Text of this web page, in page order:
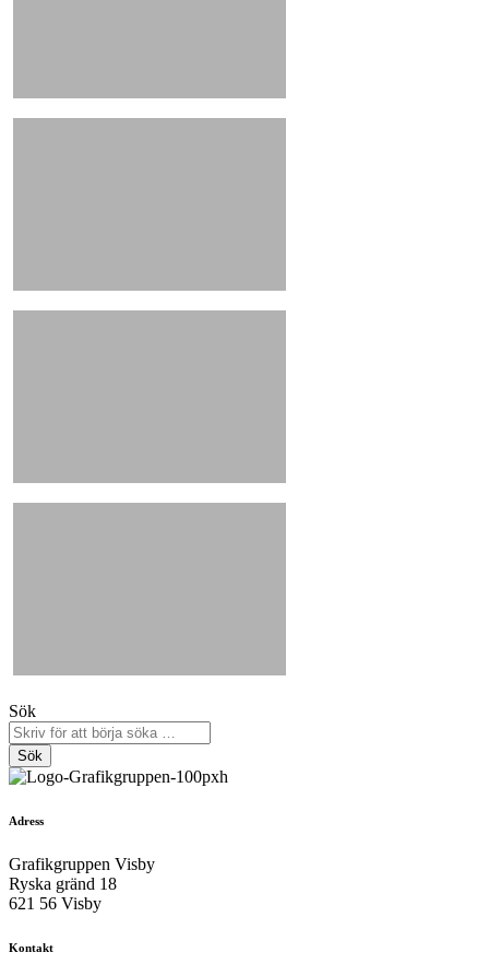
Sök
Sök
Adress
Grafikgruppen Visby
Ryska gränd 18
621 56 Visby
Kontakt